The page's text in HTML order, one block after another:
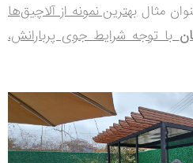
مثالبهترین نمونه از آلاچیق‌ها
با توجه شرایط جوی پربارانش،